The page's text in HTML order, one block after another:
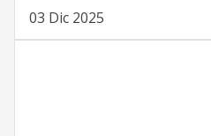
03 Dic 2025